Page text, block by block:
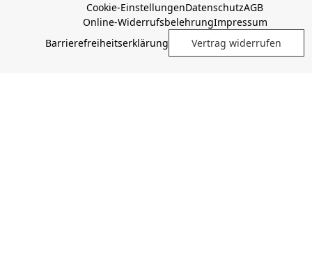
Cookie-EinstellungenDatenschutzAGB
Online-WiderrufsbelehrungImpressum
Barrierefreiheitserklärung
Vertrag widerrufen